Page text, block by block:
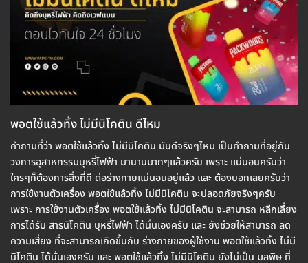
พอตใช้แล้วทิ้ง ไม่มีนิโคติน ดีไหม
คำถามที่ว่า พอตใช้แล้วทิ้ง ไม่มีนิโคติน มันดีจริงๆไหม เป็นคำถามที่อยู่กับ
วงการอุสาหกรรมบุหรี่ไฟฟ้า มานานมากๆแล้วครับ เพราะ แน่นอนครับว่า
ใครๆก็ต้องการสิ่งที่ดี ต่อร่างกายแน่นอนอยู่แล้ว และ ต้องบอกเลยครับว่า
การใช้งานตัวเครื่อง พอตใช้แล้วทิ้ง ไม่มีนิโคติน จะปลอดภัยจริงๆครับ
เพราะ การใช้งานตัวเครื่อง พอตใช้แล้วทิ้ง ไม่มีนิโคติน จะสามารถ หลีกเลี่ยง
การได้รับ สารนิโคติน บุหรี่ไฟฟ้า ได้นั่นเองครับ และ ยังช่วยให้สามารถ ลด
ความเสี่ยง ที่จะสามารถเกิดขึ้นกับ ร่างกายของผู้ใช้งาน พอตใช้แล้วทิ้ง ไม่มี
นิโคติน ได้นั่นเองครับ และ พอตใช้แล้วทิ้ง ไม่มีนิโคติน ยังไม่เป็น มลพิษ ที่